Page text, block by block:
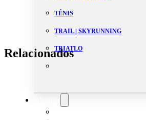
TÉNIS
TRAIL | SKYRUNNING
TRIATLO
Relacionados